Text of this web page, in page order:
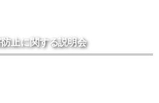
防止に関する説明会